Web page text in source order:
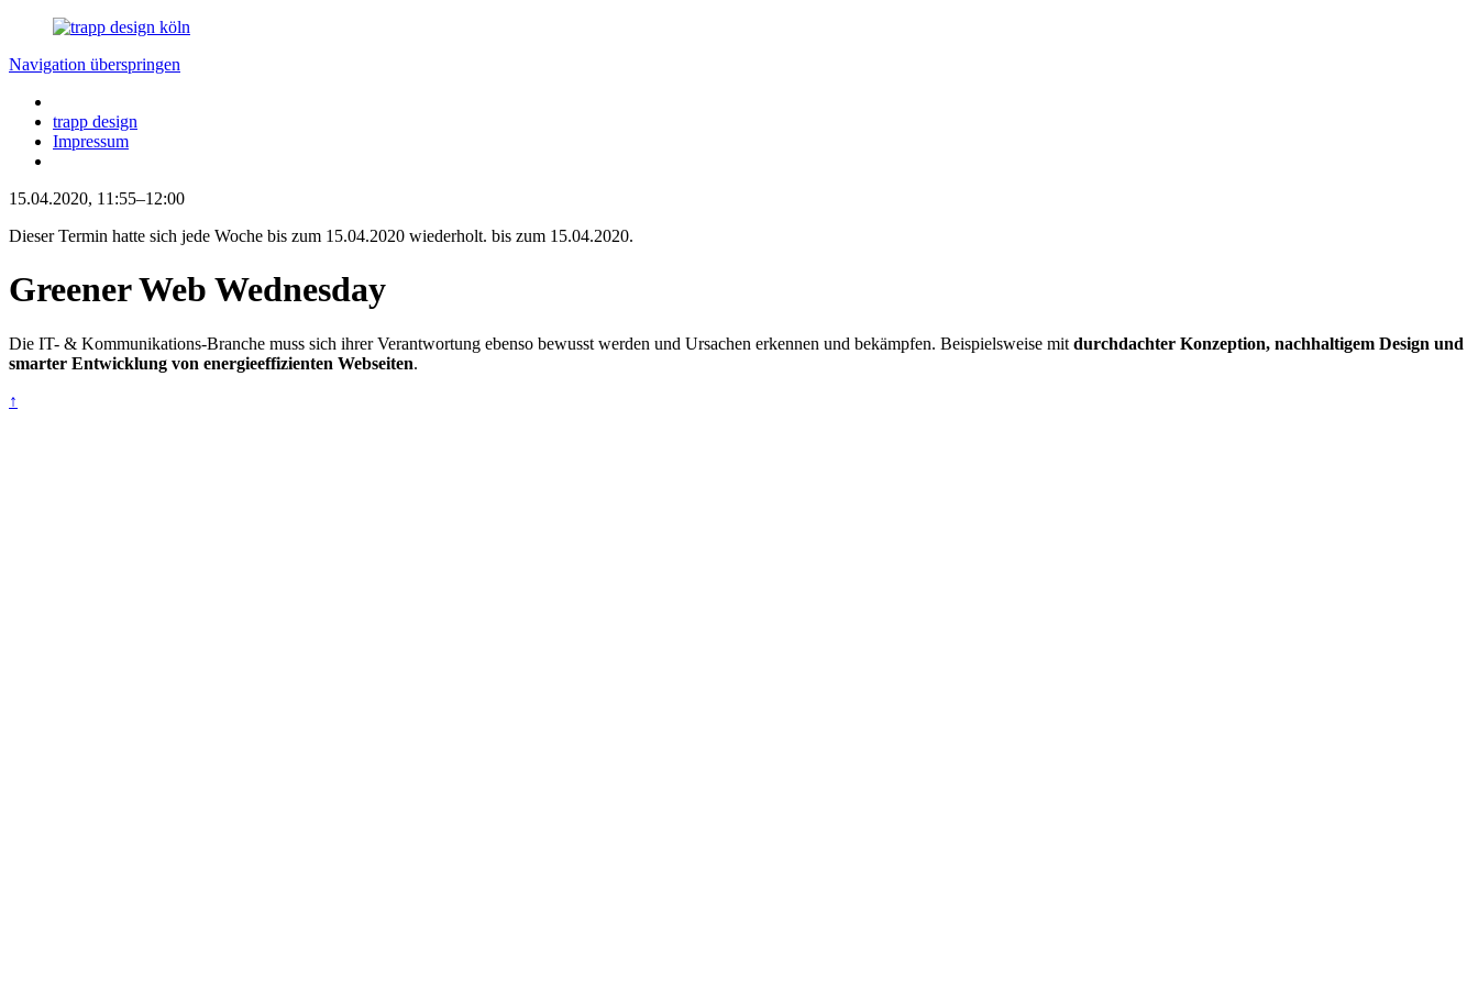
Navigation überspringen
trapp design
Impressum
15.04.2020, 11:55–12:00
Dieser Termin hatte sich jede Woche bis zum 15.04.2020 wiederholt. bis zum 15.04.2020.
Greener Web Wednesday
Die IT- & Kommunikations-Branche muss sich ihrer Verant­wortung ebenso bewusst werden und Ursachen erkennen und bekämpfen. Beispielsweise mit durchdachter Konzeption, nachhaltigem Design und
smarter Entwicklung von energieeffizienten Webseiten.
↑